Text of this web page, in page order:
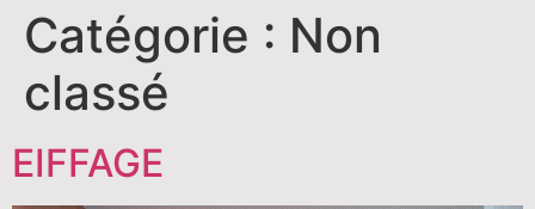
Catégorie : Non
classé
EIFFAGE